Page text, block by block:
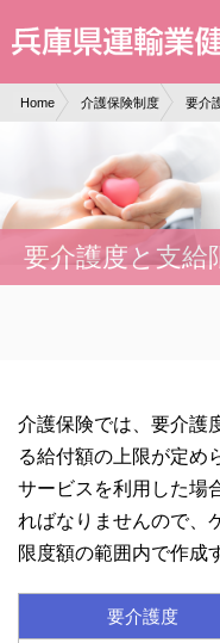
Home 介護保険制度 要介
要介護度と支給
介護保険では、要介護
る給付額の上限が定め
サービスを利用した場
ればなりませんので、
限度額の範囲内で作成
要介護度